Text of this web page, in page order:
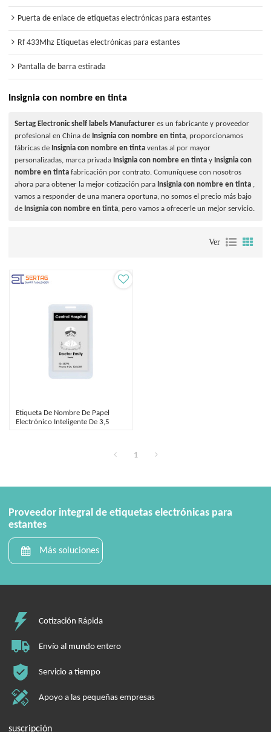
Puerta de enlace de etiquetas electrónicas para estantes
Rf 433Mhz Etiquetas electrónicas para estantes
Pantalla de barra estirada
Insignia con nombre en tinta
Sertag Electronic shelf labels Manufacturer es un fabricante y proveedor
profesional en China de Insignia con nombre en tinta, proporcionamos
fábricas de Insignia con nombre en tinta ventas al por mayor
personalizadas, marca privada Insignia con nombre en tinta y Insignia con
nombre en tinta fabricación por contrato. Comuníquese con nosotros
ahora para obtener la mejor cotización para Insignia con nombre en tinta ,
vamos a responder de una manera oportuna, no somos el precio más bajo
de Insignia con nombre en tinta, pero vamos a ofrecerle un mejor servicio.
Ver
Etiqueta De Nombre De Papel
Electrónico Inteligente De 3,5
1
Proveedor integral de etiquetas electrónicas para
estantes
Más soluciones
Cotización Rápida
Envío al mundo entero
Servicio a tiempo
Apoyo a las pequeñas empresas
suscripción